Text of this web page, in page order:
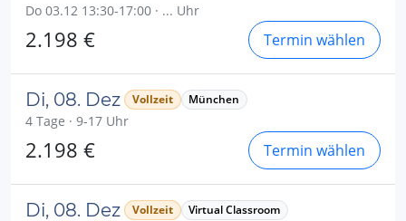
Do 03.12 13:30-17:00 · ... Uhr
2.198 € Termin wählen
Di, 08. Dez Vollzeit München
4 Tage · 9-17 Uhr
2.198 € Termin wählen
Di, 08. Dez Vollzeit Virtual Classroom